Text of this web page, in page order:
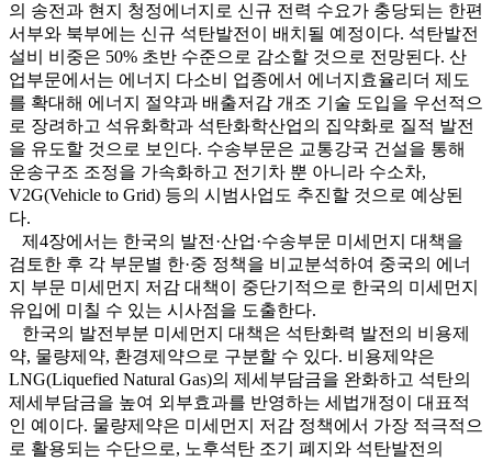
의 송전과 현지 청정에너지로 신규 전력 수요가 충당되는 한편
서부와 북부에는 신규 석탄발전이 배치될 예정이다. 석탄발전
설비 비중은 50% 초반 수준으로 감소할 것으로 전망된다. 산
업부문에서는 에너지 다소비 업종에서 에너지효율리더 제도
를 확대해 에너지 절약과 배출저감 개조 기술 도입을 우선적으
로 장려하고 석유화학과 석탄화학산업의 집약화로 질적 발전
을 유도할 것으로 보인다. 수송부문은 교통강국 건설을 통해
운송구조 조정을 가속화하고 전기차 뿐 아니라 수소차,
V2G(Vehicle to Grid) 등의 시범사업도 추진할 것으로 예상된
다.
제4장에서는 한국의 발전·산업·수송부문 미세먼지 대책을
검토한 후 각 부문별 한·중 정책을 비교분석하여 중국의 에너
지 부문 미세먼지 저감 대책이 중단기적으로 한국의 미세먼지
유입에 미칠 수 있는 시사점을 도출한다.
한국의 발전부분 미세먼지 대책은 석탄화력 발전의 비용제
약, 물량제약, 환경제약으로 구분할 수 있다. 비용제약은
LNG(Liquefied Natural Gas)의 제세부담금을 완화하고 석탄의
제세부담금을 높여 외부효과를 반영하는 세법개정이 대표적
인 예이다. 물량제약은 미세먼지 저감 정책에서 가장 적극적으
로 활용되는 수단으로, 노후석탄 조기 폐지와 석탄발전의